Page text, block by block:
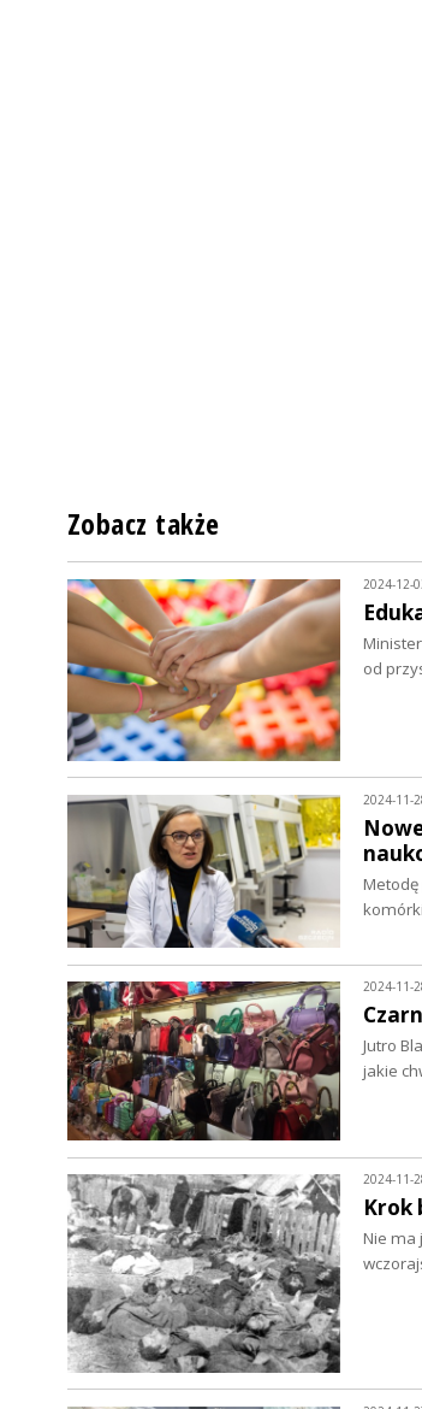
Zobacz także
2024-12-
od
2024-11-
2024-11-
Jutro
jakie
2024-11-
Krok
Nie ma